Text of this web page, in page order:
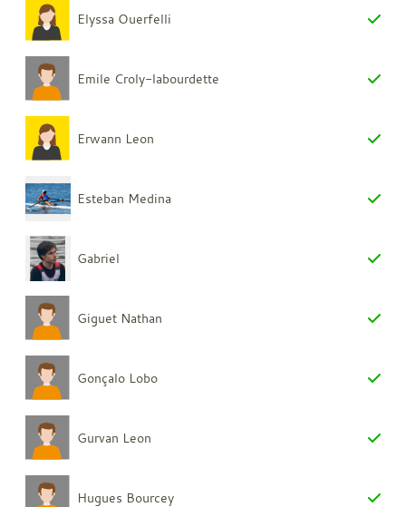
Elyssa Ouerfelli
Emile Croly-labourdette
Erwann Leon
Esteban Medina
Gabriel
Giguet Nathan
Gonçalo Lobo
Gurvan Leon
Hugues Bourcey